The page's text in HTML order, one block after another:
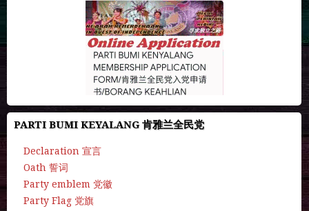
PARTI BUMI KEYALANG 肯雅兰全民党
Declaration 宣言
Oath 誓词
Party emblem 党徽
Party Flag 党旗